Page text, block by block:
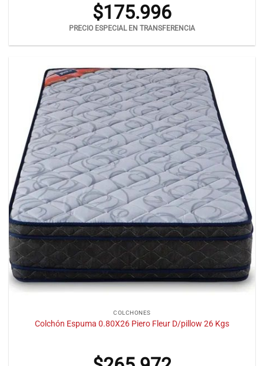
$175.996
PRECIO ESPECIAL EN TRANSFERENCIA
COLCHONES
Colchón Espuma 0.80X26 Piero Fleur D/pillow 26 Kgs